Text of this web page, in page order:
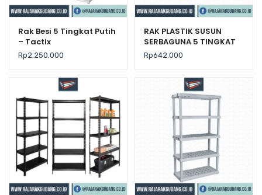
Rak Besi 5 Tingkat Putih
– Tactix
Rp2.250.000
RAK PLASTIK SUSUN
SERBAGUNA 5 TINGKAT
TIPE ATLAS S5
Rp642.000